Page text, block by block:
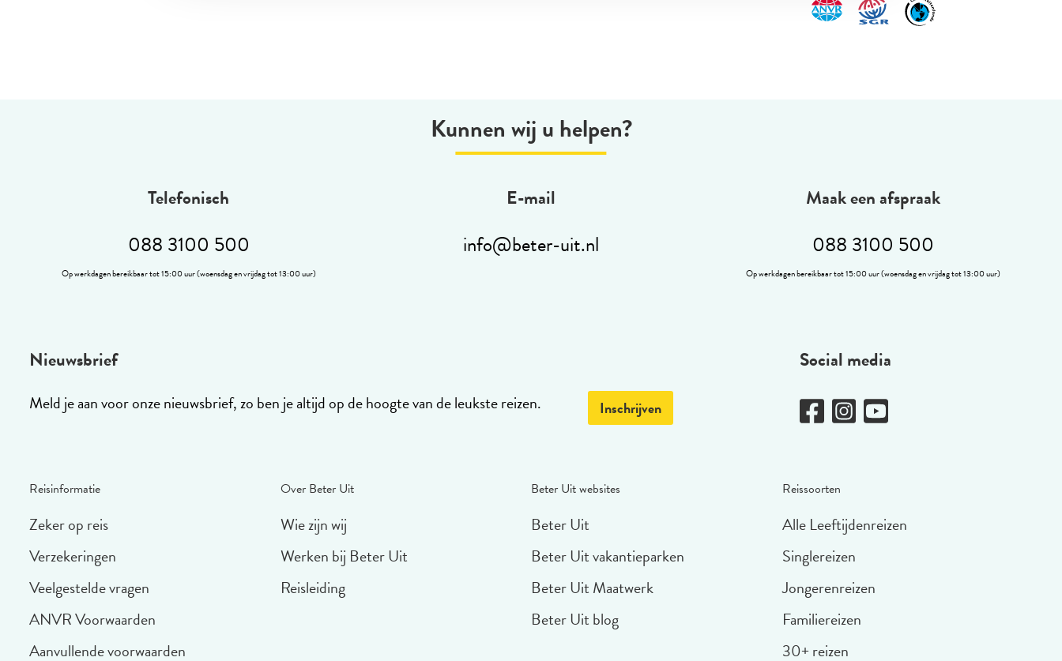
Kunnen wij u helpen?
Telefonisch
088 3100 500
Op werkdagen bereikbaar tot 15:00 uur (woensdag en vrijdag tot 13:00 uur)
E-mail
info@beter-uit.nl
Maak een afspraak
088 3100 500
Op werkdagen bereikbaar tot 15:00 uur (woensdag en vrijdag tot 13:00 uur)
Nieuwsbrief
Meld je aan voor onze nieuwsbrief, zo ben je altijd op de hoogte van de leukste reizen. Inschrijven
Social media
Reisinformatie
Zeker op reis
Verzekeringen
Veelgestelde vragen
ANVR Voorwaarden
Aanvullende voorwaarden
Over Beter Uit
Wie zijn wij
Werken bij Beter Uit
Reisleiding
Beter Uit websites
Beter Uit
Beter Uit vakantieparken
Beter Uit Maatwerk
Beter Uit blog
Reissoorten
Alle Leeftijdenreizen
Singlereizen
Jongerenreizen
Familiereizen
30+ reizen